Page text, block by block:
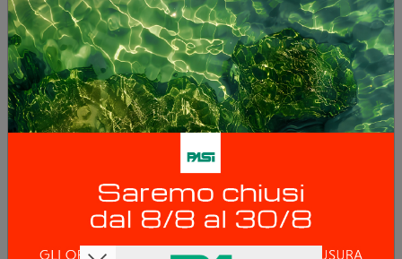
elettrodi MN. Tale potenziale, che si produce per
effetto della polarizzazione del terreno, assume un
andamento asintotico. Nel momento in cui si
interrompe l’energizzazione, tra MN non cade
istantaneamente a zero, bensì decade in un certo
tempo. Il tempo richiesto per ripristinare le
condizioni di equilibrio è funzione del grado di
nel terreno - come sulfiti disseminati - genera
polarizzazione indotta; oltre alle applicazioni in
campo minerario, la polarizzazione indotta viene
utilizzata anche in campo ambientale (es.